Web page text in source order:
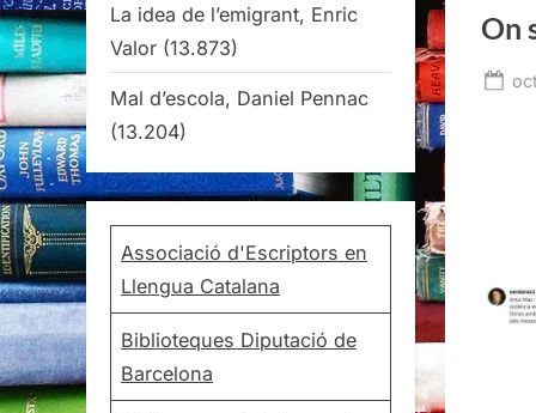
On
La idea de l’emigrant, Enric
Valor (13.873)
Mal d’escola, Daniel Pennac
(13.204)
Associació d'Escriptors en
Llengua Catalana
Biblioteques Diputació de
Barcelona